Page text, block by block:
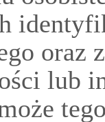
oraz
lub